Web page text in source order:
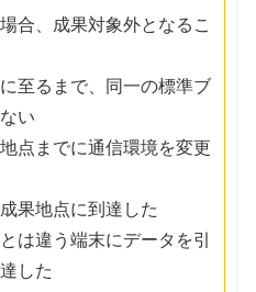
合、成果対象外となるこ
至るまで、同一の標準ブ
い
点までに通信環境を変更
果地点に到達した
は違う端末にデータを引
した